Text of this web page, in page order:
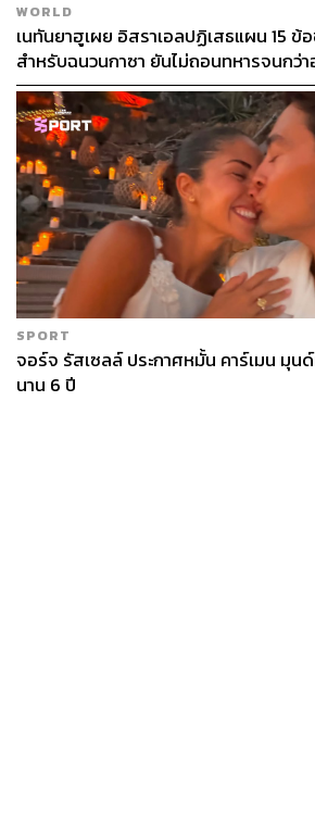
WORLD
เนทันยาฮูเผย อิสราเอลปฏิเสธแผน 15 ข้
สำหรับฉนวนกาซา ยันไม่ถอนทหารจนกว่
แท้จริง
SPORT
จอร์จ รัสเซลล์ ประกาศหมั้น คาร์เมน มุน
นาน 6 ปี